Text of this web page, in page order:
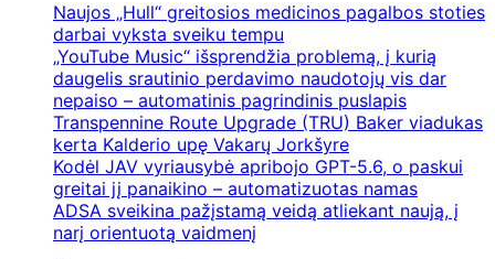
Naujos „Hull“ greitosios medicinos pagalbos stoties
darbai vyksta sveiku tempu
„YouTube Music“ išsprendžia problemą, į kurią
daugelis srautinio perdavimo naudotojų vis dar
nepaiso – automatinis pagrindinis puslapis
Transpennine Route Upgrade (TRU) Baker viadukas
kerta Kalderio upę Vakarų Jorkšyre
Kodėl JAV vyriausybė apribojo GPT-5.6, o paskui
greitai jį panaikino – automatizuotas namas
ADSA sveikina pažįstamą veidą atliekant naują, į
narį orientuotą vaidmenį